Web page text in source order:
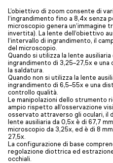
L’obiettivo di zoom consente di
l’ingrandimento fino a 8,4x senza
microscopio genera un’immagine
invertita). La lente dell’obiettivo
l’intervallo di ingrandimento, il
del microscopio.
Quando si utilizza la lente
ingrandimento di 3,25–27,5x e
la saldatura.
Quando non si utilizza la lente
ingrandimento di 6,5–55x e una
controllo qualità.
Le manipolazioni dello strumento
ampio rispetto all’osservazione
osservato attraverso gli oculari, il
lente ausiliaria da 0,5x è di 67,7
microscopio da 3,25x, ed è di 8
27,5x.
La configurazione di base
regolazione diottrica ed
occhiali.